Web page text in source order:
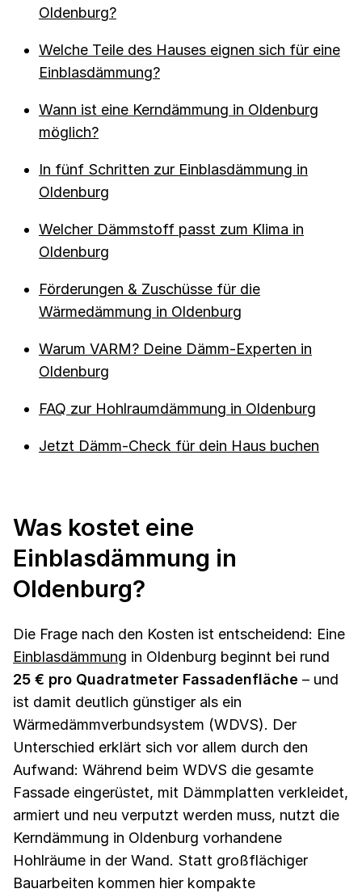
Oldenburg?
Welche Teile des Hauses eignen sich für eine
Einblasdämmung?
Wann ist eine Kerndämmung in Oldenburg
möglich?
In fünf Schritten zur Einblasdämmung in
Oldenburg
Welcher Dämmstoff passt zum Klima in
Oldenburg
Förderungen & Zuschüsse für die
Wärmedämmung in Oldenburg
Warum VARM? Deine Dämm-Experten in
Oldenburg
FAQ zur Hohlraumdämmung in Oldenburg
Jetzt Dämm-Check für dein Haus buchen
Was kostet eine
Einblasdämmung in
Oldenburg?
Die Frage nach den Kosten ist entscheidend: Eine
Einblasdämmung in Oldenburg beginnt bei rund
25 € pro Quadratmeter Fassadenfläche – und
ist damit deutlich günstiger als ein
Wärmedämmverbundsystem (WDVS). Der
Unterschied erklärt sich vor allem durch den
Aufwand: Während beim WDVS die gesamte
Fassade eingerüstet, mit Dämmplatten verkleidet,
armiert und neu verputzt werden muss, nutzt die
Kerndämmung in Oldenburg vorhandene
Hohlräume in der Wand. Statt großflächiger
Bauarbeiten kommen hier kompakte